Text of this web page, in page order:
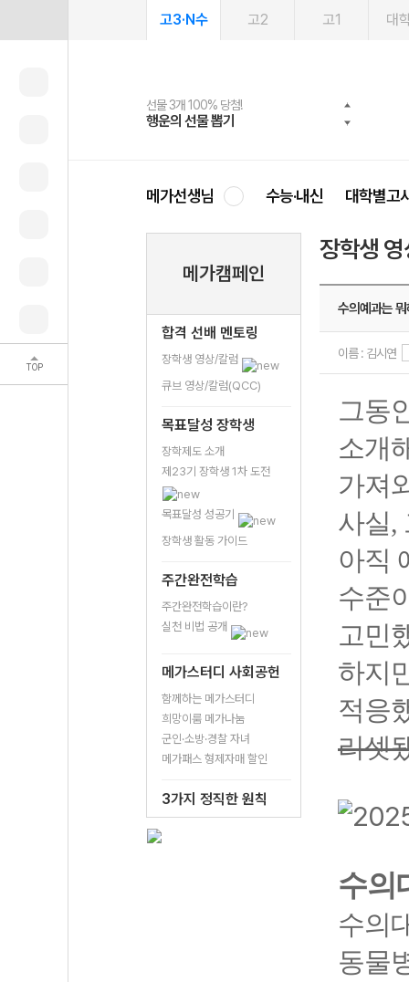
TOP
고3·N수 고2 고1 대
선물 3개 100% 당첨!
행운의 선물 뽑기
선물 100% 증정!
메가스터디 X 올리브
여름방학 스터디 캐시백
메가런 썸머스쿨
2027 러셀 단과
강사 공개선발
스마트러닝앱
설문 EVENT
메가패스
3일 무료 체험권
메가패스 수강생 무료혜택!
메가클럽 멤버십
사회공헌 캠페인
희망이룸 메가나눔
메가선생님 수능·내신 대학별고
메가캠페인
합격 선배 멘토링
장학생 영상/칼럼
큐브 영상/칼럼(QCC)
목표달성 장학생
장학제도 소개
제23기 장학생 1차 도전
목표달성 성공기
장학생 활동 가이드
주간완전학습
주간완전학습이란?
실천 비법 공개
메가스터디 사회공헌
함께하는 메가스터디
희망이룸 메가나눔
군인·소방·경찰 자녀
메가패스 형제자매 할인
3가지 정직한 원칙
장학생
수의예과는
이름 : 김시연
그동
소개
가져
사실,
아직
수준
고민
하지
적응
리셋
수의
수의
동물